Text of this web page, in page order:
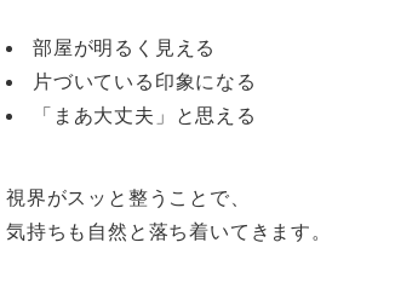
部屋が明るく見える
片づいている印象になる
「まあ大丈夫」と思える
視界がスッと整うことで、
気持ちも自然と落ち着いてきます。